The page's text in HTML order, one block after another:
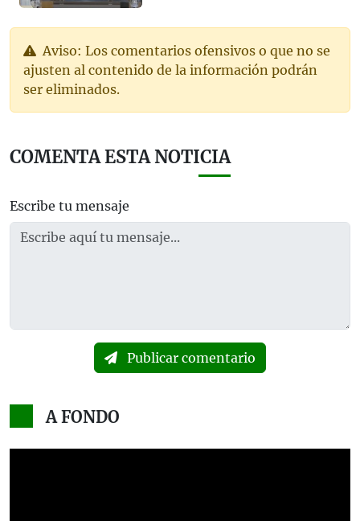
Aviso: Los comentarios ofensivos o que no se
ajusten al contenido de la información podrán
ser eliminados.
COMENTA ESTA NOTICIA
Escribe tu mensaje
Publicar comentario
A FONDO